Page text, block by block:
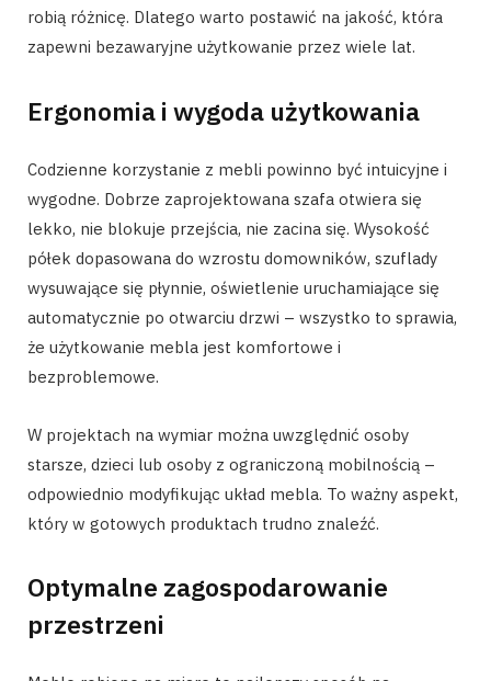
robią różnicę. Dlatego warto postawić na jakość, która
zapewni bezawaryjne użytkowanie przez wiele lat.
Ergonomia i wygoda użytkowania
Codzienne korzystanie z mebli powinno być intuicyjne i
wygodne. Dobrze zaprojektowana szafa otwiera się
lekko, nie blokuje przejścia, nie zacina się. Wysokość
półek dopasowana do wzrostu domowników, szuflady
wysuwające się płynnie, oświetlenie uruchamiające się
automatycznie po otwarciu drzwi – wszystko to sprawia,
że użytkowanie mebla jest komfortowe i
bezproblemowe.
W projektach na wymiar można uwzględnić osoby
starsze, dzieci lub osoby z ograniczoną mobilnością –
odpowiednio modyfikując układ mebla. To ważny aspekt,
który w gotowych produktach trudno znaleźć.
Optymalne zagospodarowanie
przestrzeni